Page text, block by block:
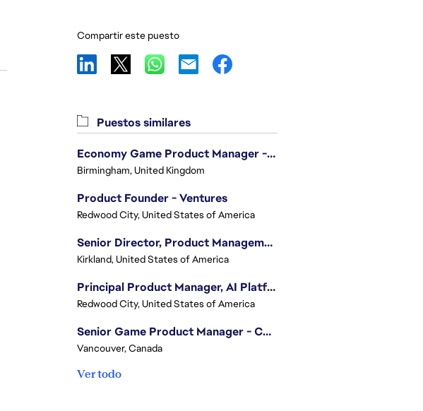
Compartir este puesto
Puestos similares
Economy Game Product Manager - EA SPORTS™ F1
Birmingham, United Kingdom
Product Founder - Ventures
Redwood City, United States of America
Senior Director, Product Management - Head of Sims Marketplace
Kirkland, United States of America
Principal Product Manager, AI Platform
Redwood City, United States of America
Senior Game Product Manager - College Football
Vancouver, Canada
Ver todo